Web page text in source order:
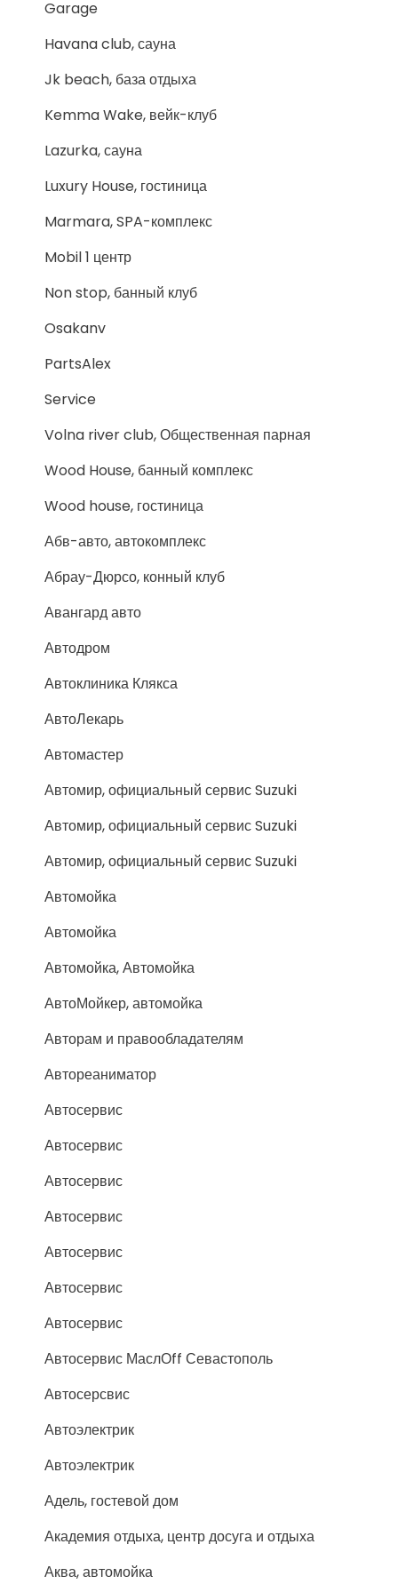
Garage
Havana club, сауна
Jk beach, база отдыха
Kemma Wake, вейк-клуб
Lazurka, сауна
Luxury House, гостиница
Marmara, SPA-комплекс
Mobil 1 центр
Non stop, банный клуб
Osakanv
PartsAlex
Service
Volna river club, Общественная парная
Wood House, банный комплекс
Wood house, гостиница
Абв-авто, автокомплекс
Абрау-Дюрсо, конный клуб
Авангард авто
Автодром
Автоклиника Клякса
АвтоЛекарь
Автомастер
Автомир, официальный сервис Suzuki
Автомир, официальный сервис Suzuki
Автомир, официальный сервис Suzuki
Автомойка
Автомойка
Автомойка, Автомойка
АвтоМойкер, автомойка
Авторам и правообладателям
Автореаниматор
Автосервис
Автосервис
Автосервис
Автосервис
Автосервис
Автосервис
Автосервис
Автосервис МаслОff Севастополь
Автосерсвис
Автоэлектрик
Автоэлектрик
Адель, гостевой дом
Академия отдыха, центр досуга и отдыха
Аква, автомойка